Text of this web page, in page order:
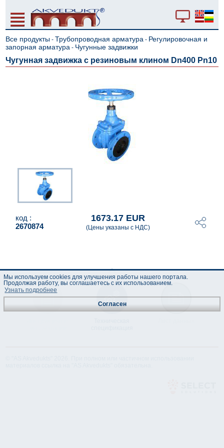
Все продукты - Трубопроводная арматура - Регулировочная и
запорная арматура - Чугунные задвижки
Чугунная задвижка с резиновым клином Dn400 Pn10
код :
2670874
1673.17 EUR
(Цены указаны с НДС)
Мы используем cookies для улучшения работы нашего портала.
Продолжая работу, вы соглашаетесь с их использованием.
Узнать подробнее
Согласен